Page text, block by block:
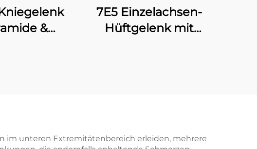
&
7E5 Einzelachsen-
Hüftgelenk mit
im unteren Extremitätenbereich erleiden, mehrere